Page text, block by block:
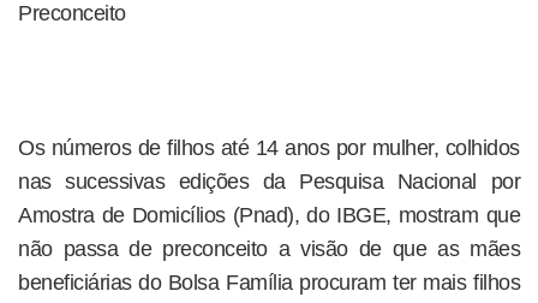
Preconceito
Os números de filhos até 14 anos por mulher, colhidos
nas sucessivas edições da Pesquisa Nacional por
Amostra de Domicílios (Pnad), do IBGE, mostram que
não passa de preconceito a visão de que as mães
beneficiárias do Bolsa Família procuram ter mais filhos